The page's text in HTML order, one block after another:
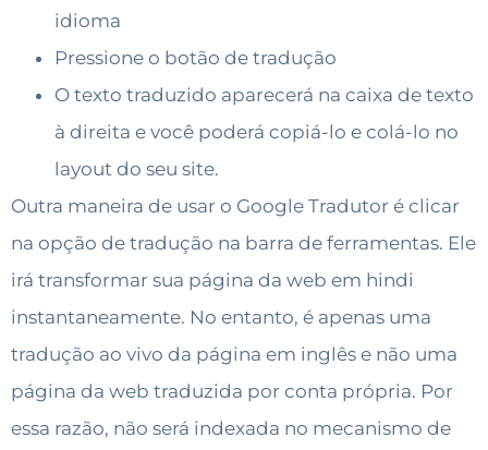
idioma
Pressione o botão de tradução
O texto traduzido aparecerá na caixa de texto
à direita e você poderá copiá-lo e colá-lo no
layout do seu site.
Outra maneira de usar o Google Tradutor é clicar
na opção de tradução na barra de ferramentas. Ele
irá transformar sua página da web em hindi
instantaneamente. No entanto, é apenas uma
tradução ao vivo da página em inglês e não uma
página da web traduzida por conta própria. Por
essa razão, não será indexada no mecanismo de